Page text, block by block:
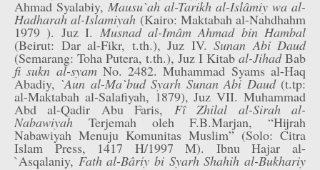
Ahmad Syalabiy, Mausu`ah al-Tarikh al-Islâmiy wa al-
Hadharah al-Islamiyah (Kairo: Maktabah al-Nahdhahm
1979 ). Juz I. Musnad al-Imâm Ahmad bin Hambal
(Beirut: Dar al-Fikr, t.th.), Juz IV. Sunan Abi Daud
(Semarang: Toha Putera, t.th.), Juz I Kitab al-JihadBab
fi sukn al-syamNo. 2482. Muhammad Syams al-Haq
Abadiy, `Aun al-Ma`bud Syarh Sunan Abi Daud(t.tp:
al-Maktabah al-Salafiyah, 1879), Juz VII. Muhammad
Abd al-Qadir Abu Faris, Fî Zhilal al-Sirah al-
Nabawiyah Terjemah oleh F.B.Marjan, “Hijrah
Nabawiyah Menuju Komunitas Muslim” (Solo: Citra
Islam Press, 1417 H/1997 M). Ibnu Hajar al-
`Asqalaniy, Fath al-Bâriy bi Syarh Shahih al-Bukhariy